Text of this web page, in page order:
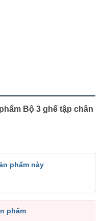
Bộ 3 ghế tập chân
phẩm này
phẩm